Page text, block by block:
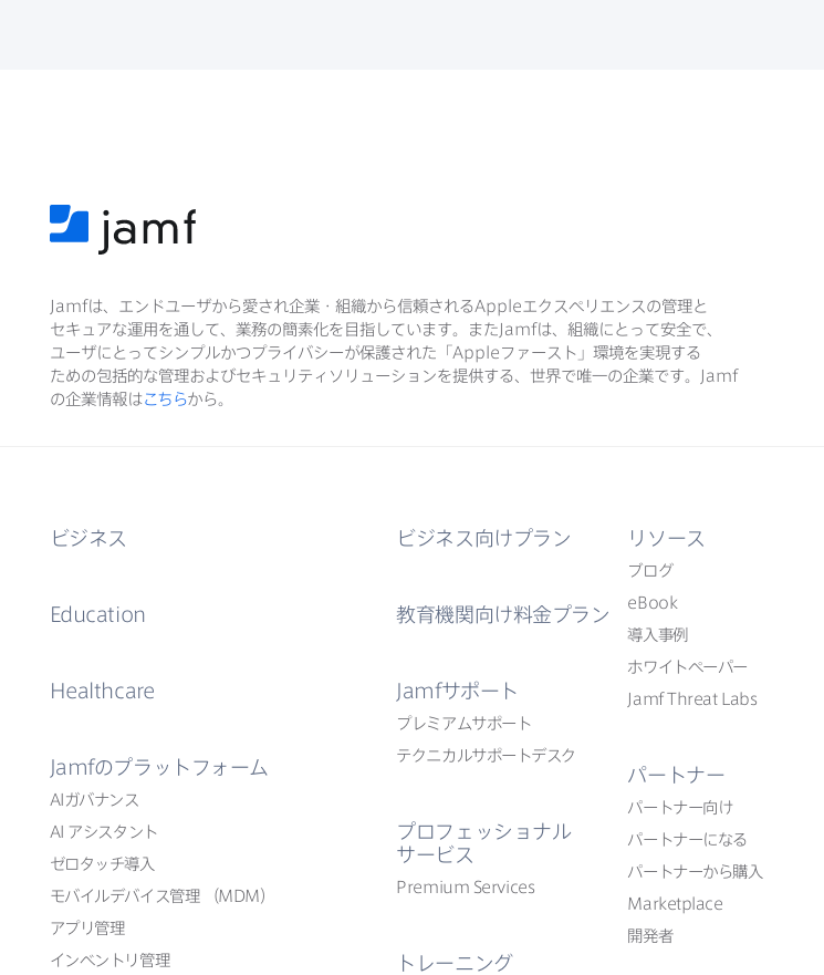
Jamfは、​エンドユーザから​愛され企業・組織から​信頼されるApple エクスペリエンスの​管理と​
セキュアな​運用を​通して、​業務の​簡素化を​目指しています。​また Jamfは、​組織に​とって​安全で、​
ユーザに​とって​シンプルかつプライバシーが​保護された​「 Apple ファースト」環境を​実現する​
ための​包括的な​管理および​セキュリティソリューションを​提供する、​世界で​唯一の​企業です。
Jamf
の​企業情報はこちらから。
ビジネス
Education
Healthcare
Jamfの​プラットフォーム
AI ガバナンス
AI アシスタント
ゼロタッチ導入
モバイルデバイス管理
（MDM ）
アプリ管理
インベントリ管理
ビジネス向けプラン
教育機関向け料金プラン
Jamfサポート
プレミアムサポート
テクニカルサポートデスク
プロフェッショナル
サービス
Premium Services
トレーニング
リソース
ブログ
eBook
導入事例
ホワイトペーパー
Jamf Threat Labs
パートナー
パートナー向け
パートナーに​なる
パートナーから​購入
Marketplace
開発者